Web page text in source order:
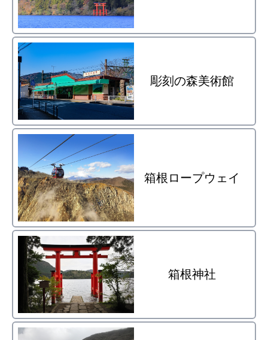
彫刻の森美術館
箱根ロープウェイ
箱根神社